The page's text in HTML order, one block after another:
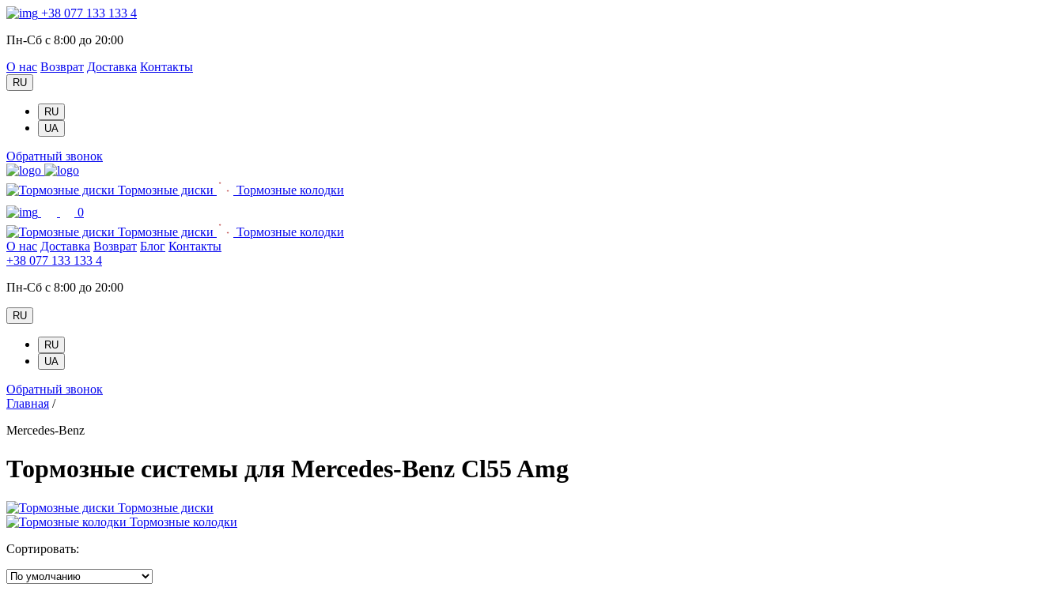
+38 077 133 133 4
Пн-Сб с 8:00 до 20:00
О нас Возврат Доставка Контакты
RU
RU
UA
Обратный звонок
Тормозные диски
Тормозные колодки
0
Тормозные диски
Тормозные колодки
О нас Доставка Возврат Блог Контакты
+38 077 133 133 4
Пн-Сб с 8:00 до 20:00
RU
RU
UA
Обратный звонок
Главная /
Mercedes-Benz
Тормозные системы для Mercedes-Benz Cl55 Amg
Тормозные диски
Тормозные колодки
Сортировать: